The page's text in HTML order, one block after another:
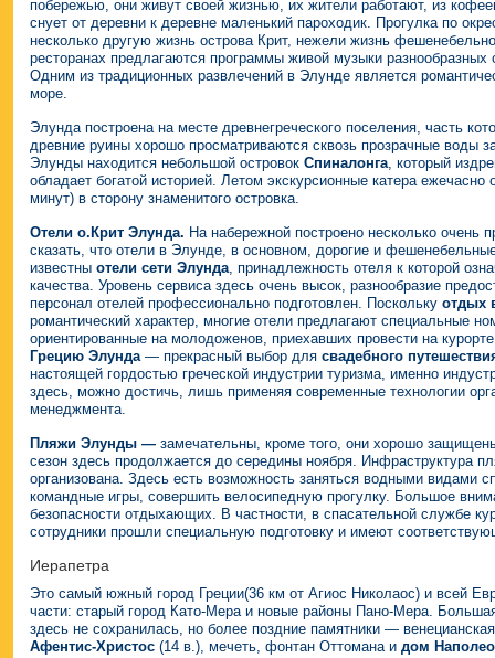
побережью, они живут своей жизнью, их жители работают, из
снует от деревни к деревне маленький пароходик. Прогулка по
несколько другую жизнь острова Крит, нежели жизнь
ресторанах предлагаются программы живой музыки
Одним из традиционных развлечений в Элунде является
море.
Элунда построена на месте древнегреческого поселения, часть
древние руины хорошо просматриваются сквозь прозрачные воды
Элунды находится небольшой островок Спиналонга, который
обладает богатой историей. Летом экскурсионные катера
минут) в сторону знаменитого островка.
Отели о.Крит Элунда. На набережной построено несколько очень
сказать, что отели в Элунде, в основном, дорогие и
известны отели сети Элунда, принадлежность отеля к которой
качества. Уровень сервиса здесь очень высок, разнообразие
персонал отелей профессионально подготовлен. Поскольку отдых
романтический характер, многие отели предлагают специальные
ориентированные на молодоженов, приехавших провести на
Грецию Элунда— прекрасный выбор для свадебного
настоящей гордостью греческой индустрии туризма, именно
здесь, можно достичь, лишь применяя современные технологии
менеджмента.
Пляжи Элунды — замечательны, кроме того, они хорошо
сезон здесь продолжается до середины ноября. Инфраструктура
организована. Здесь есть возможность заняться водными видами
командные игры, совершить велосипедную прогулку. Большое
безопасности отдыхающих. В частности, в спасательной службе
сотрудники прошли специальную подготовку и имеют
Иерапетра
Это самый южный город Греции(36 км от Агиос Николаос) и всей
части: старый город Като-Мера и новые районы Пано-Мера.
здесь не сохранилась, но более поздние памятники —
Афентис-Христос (14 в.), мечеть, фонтан Оттомана и дом